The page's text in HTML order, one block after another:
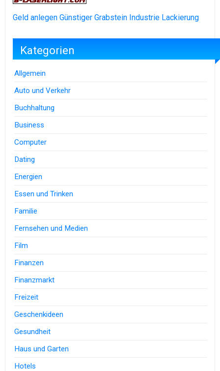
Geld anlegen Günstiger Grabstein Industrie Lackierung
Kategorien
Allgemein
Auto und Verkehr
Buchhaltung
Business
Computer
Dating
Energien
Essen und Trinken
Familie
Fernsehen und Medien
Film
Finanzen
Finanzmarkt
Freizeit
Geschenkideen
Gesundheit
Haus und Garten
Hotels